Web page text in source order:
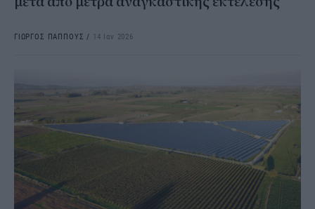
ΓΙΩΡΓΟΣ ΠΑΠΠΟΥΣ / 14 Ιαν 2026